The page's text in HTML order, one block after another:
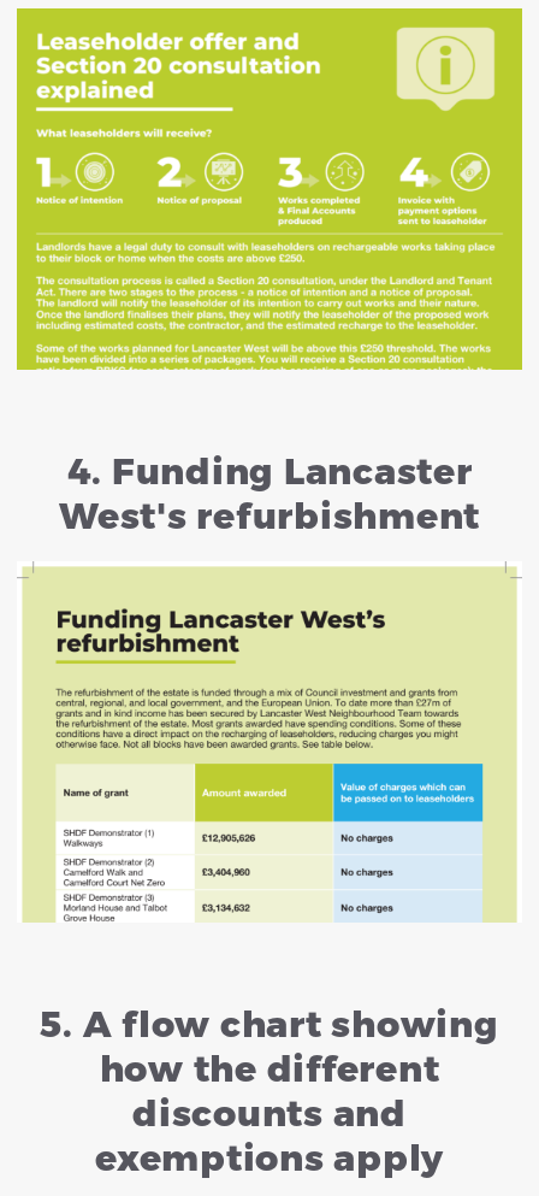
4. Funding Lancaster
West's refurbishment
5. A flow chart showing
how the different
discounts and
exemptions apply